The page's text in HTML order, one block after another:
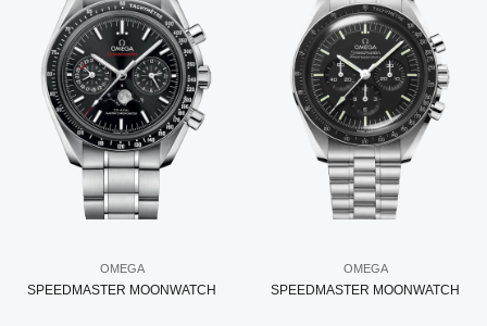
OMEGA
SPEEDMASTER MOONWATCH
OMEGA
SPEEDMASTER MOONWATCH